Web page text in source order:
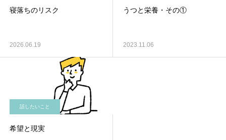
寝落ちのリスク
2026.06.19
うつと栄養・その①
2023.11.06
話したいこと
希望と現実